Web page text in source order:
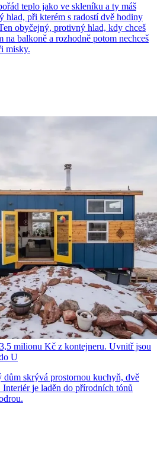
teplo jako ve skleníku a ty máš
hlad, při kterém s radostí dvě hodiny
obyčejný, protivný hlad, kdy chceš
na balkoně a rozhodně potom nechceš
misky.
milionu Kč z kontejneru. Uvnitř jsou
U
dům skrývá prostornou kuchyň, dvě
je laděn do přírodních tónů